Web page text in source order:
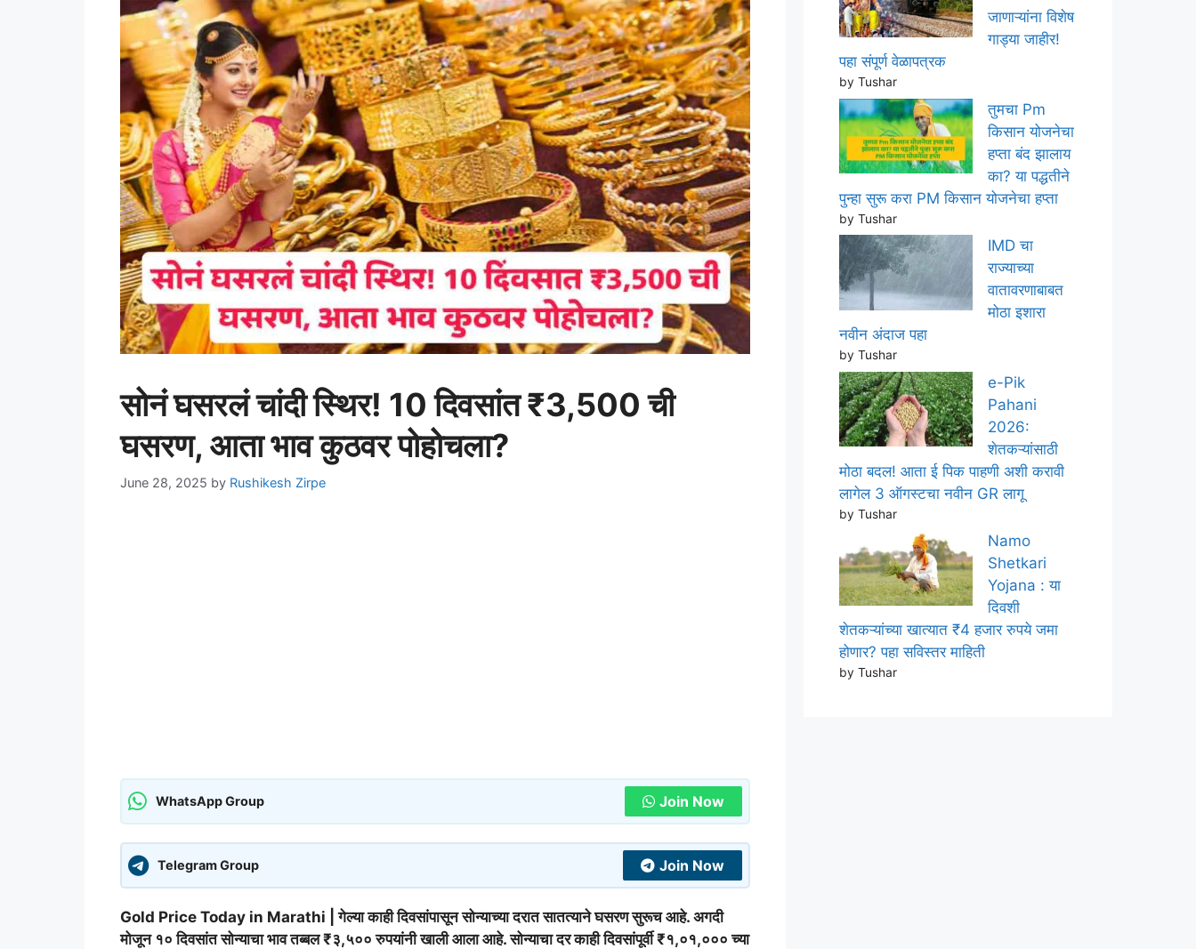
सोनं घसरलं चांदी स्थिर! 10 दिवसांत ₹3,500 ची
घसरण, आता भाव कुठवर पोहोचला?
June 28, 2025 by Rushikesh Zirpe
WhatsApp Group Join Now
Telegram Group Join Now
Gold Price Today in Marathi | गेल्या काही दिवसांपासून सोन्याच्या दरात सातत्याने घसरण सुरूच आहे. अगदी
मोजून १० दिवसांत सोन्याचा भाव तब्बल ₹३,५०० रुपयांनी खाली आला आहे. सोन्याचा दर काही दिवसांपूर्वी ₹१,०१,००० च्या
जाणाऱ्यांना विशेष
गाड्या जाहीर!
पहा संपूर्ण वेळापत्रक
by Tushar
तुमचा Pm
किसान योजनेचा
हप्ता बंद झालाय
का? या पद्धतीने
पुन्हा सुरू करा PM किसान योजनेचा हप्ता
by Tushar
IMD चा
राज्याच्या
वातावरणाबाबत
मोठा इशारा
नवीन अंदाज पहा
by Tushar
e-Pik
Pahani
2026:
शेतकऱ्यांसाठी
मोठा बदल! आता ई पिक पाहणी अशी करावी
लागेल 3 ऑगस्टचा नवीन GR लागू
by Tushar
Namo
Shetkari
Yojana : या
दिवशी
शेतकऱ्यांच्या खात्यात ₹4 हजार रुपये जमा
होणार? पहा सविस्तर माहिती
by Tushar